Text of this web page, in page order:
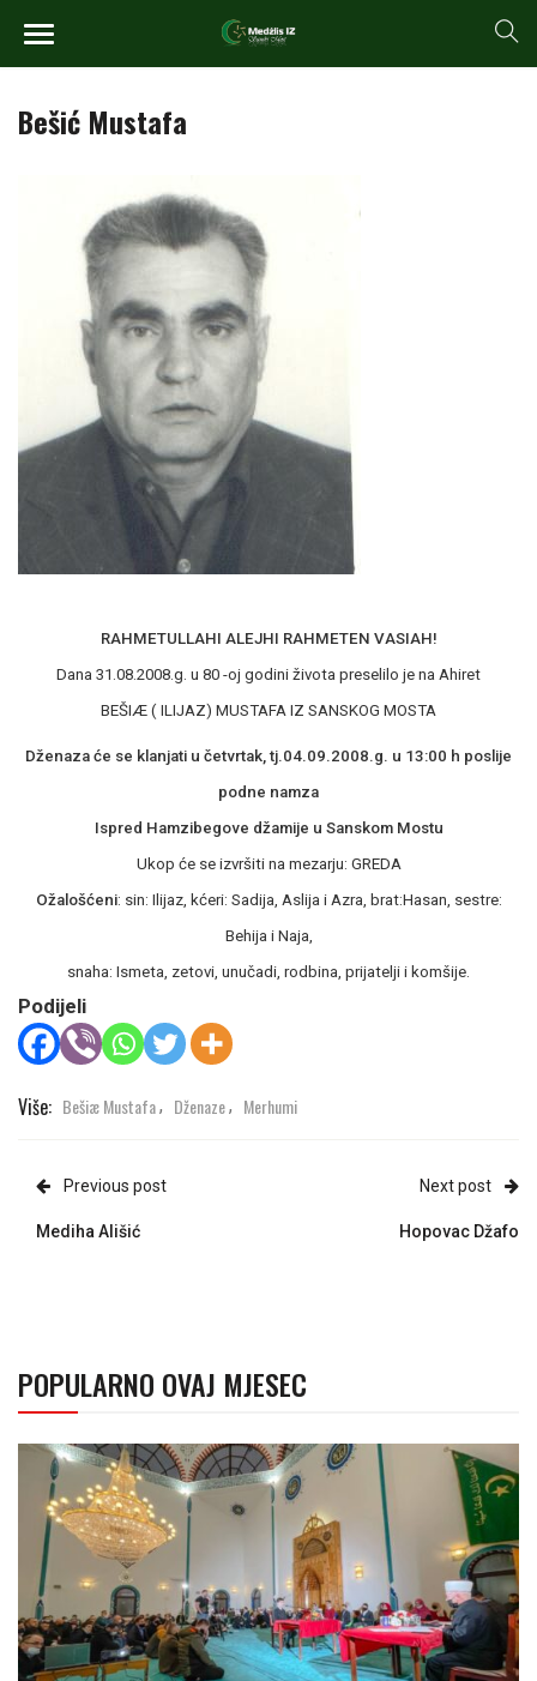
Bešić Mustafa
RAHMETULLAHI ALEJHI RAHMETEN VASIAH!
Dana 31.08.2008.g. u 80 -oj godini života preselilo je na Ahiret
BEŠIÆ ( ILIJAZ) MUSTAFA IZ SANSKOG MOSTA
Dženaza će se klanjati u četvrtak, tj.04.09.2008.g. u 13:00 h poslije
podne namza
Ispred Hamzibegove džamije u Sanskom Mostu
Ukop će se izvršiti na mezarju: GREDA
Ožalošćeni: sin: Ilijaz, kćeri: Sadija, Aslija i Azra, brat:Hasan, sestre:
Behija i Naja,
snaha: Ismeta, zetovi, unučadi, rodbina, prijatelji i komšije.
Podijeli
Više: Bešiæ Mustafa, Dženaze, Merhumi
Previous post
Mediha Ališić
Next post
Hopovac Džafo
POPULARNO OVAJ MJESEC